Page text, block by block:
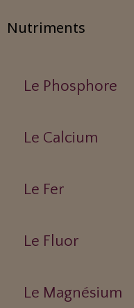
Nutriments
Le Phosphore
Le Calcium
Le Fer
Le Fluor
Le Magnésium